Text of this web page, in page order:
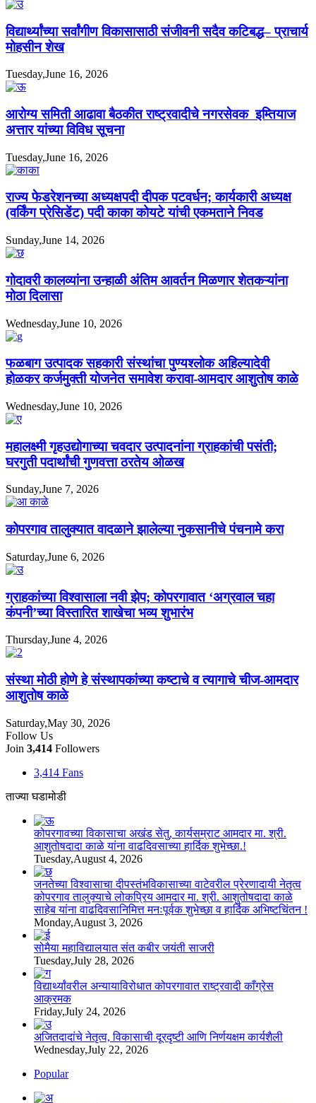
विद्यार्थ्यांच्या सर्वांगीण विकासासाठी संजीवनी सदैव कटिबद्ध– प्राचार्य
मोहसीन शेख
Tuesday,June 16, 2026
आरोग्य समिती आढावा बैठकीत राष्ट्रवादीचे नगरसेवक इम्तियाज
अत्तार यांच्या विविध सूचना
Tuesday,June 16, 2026
राज्य फेडरेशनच्या अध्यक्षपदी दीपक पटवर्धन; कार्यकारी अध्यक्ष
(वर्किंग प्रेसिडेंट) पदी काका कोयटे यांची एकमताने निवड
Sunday,June 14, 2026
गोदावरी कालव्यांना उन्हाळी अंतिम आवर्तन मिळणार शेतकऱ्यांना
मोठा दिलासा
Wednesday,June 10, 2026
फळबाग उत्पादक सहकारी संस्थांचा पुण्यश्लोक अहिल्यादेवी
होळकर कर्जमुक्ती योजनेत समावेश करावा-आमदार आशुतोष काळे
Wednesday,June 10, 2026
महालक्ष्मी गृहउद्योगाच्या चवदार उत्पादनांना ग्राहकांची पसंती;
घरगुती पदार्थांची गुणवत्ता ठरतेय ओळख
Sunday,June 7, 2026
कोपरगाव तालुक्यात वादळाने झालेल्या नुकसानीचे पंचनामे करा
Saturday,June 6, 2026
ग्राहकांच्या विश्वासाला नवी झेप; कोपरगावात ‘अग्रवाल चहा
कंपनी’च्या विस्तारित शाखेचा भव्य शुभारंभ
Thursday,June 4, 2026
संस्था मोठी होणे हे संस्थापकांच्या कष्टाचे व त्यागाचे चीज-आमदार
आशुतोष काळे
Saturday,May 30, 2026
Follow Us
Join 3,414 Followers
3,414 Fans
ताज्या घडामोडी
कोपरगावच्या विकासाचा अखंड सेतु, कार्यसम्राट आमदार मा. श्री.
आशुतोषदादा काळे यांना वाढदिवसाच्या हार्दिक शुभेच्छा.!
Tuesday,August 4, 2026
जनतेच्या विश्वासाचा दीपस्तंभविकासाच्या वाटेवरील प्रेरणादायी नेतृत्व
कोपरगाव तालुक्याचे लोकप्रिय आमदार मा. श्री. आशुतोषदादा काळे
साहेब यांना वाढदिवसानिमित्त मनःपूर्वक शुभेच्छा व हार्दिक अभिष्टचिंतन !
Monday,August 3, 2026
सोमैया महाविद्यालयात संत कबीर जयंती साजरी
Tuesday,July 28, 2026
विद्यार्थ्यांवरील अन्यायाविरोधात कोपरगावात राष्ट्रवादी काँग्रेस
आक्रमक
Friday,July 24, 2026
अजितदादांचे नेतृत्व, विकासाची दूरदृष्टी आणि निर्णयक्षम कार्यशैली
Wednesday,July 22, 2026
Popular